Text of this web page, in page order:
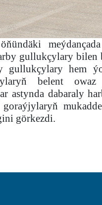
gullukçylary
gullukçylary hem
belent
astynda dabaraly
görkezdi.